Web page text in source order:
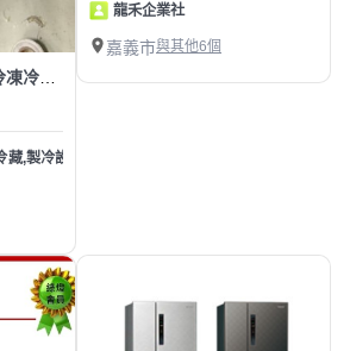
,製冷設備,熱泵製品維修保養服務
龍禾企業社
嘉義市與其他6個